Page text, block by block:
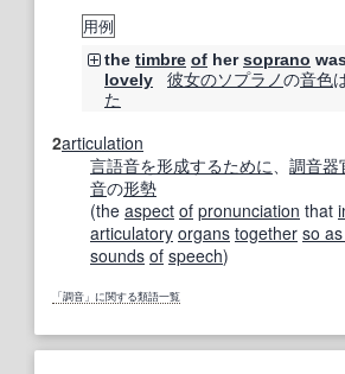
用例
the timbre of hersoprano
lovely
彼女のソプラノの音色
た
2articulation
言語音を形成するために 調音器
音の形勢
(the aspect of pronunciation that
articulatory organs together so
sounds of speech)
「調音」に関する類語一覧